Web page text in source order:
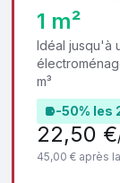
1 m²
Idéal jusqu'à
m³
-50% les
22,50 €
45,00 € après